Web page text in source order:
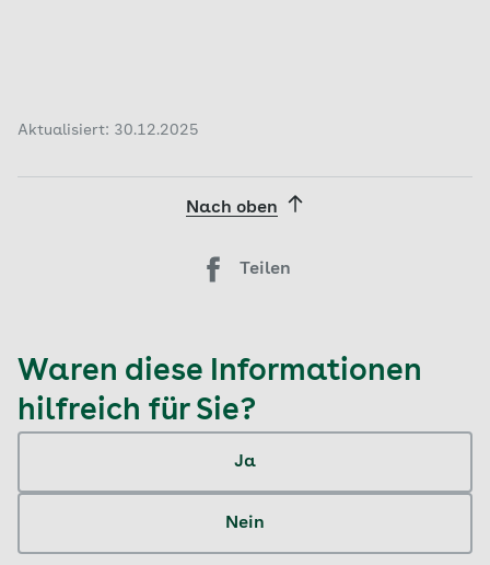
Aktualisiert: 30.12.2025
Nach oben
Teilen
Waren diese Informationen
hilfreich für Sie?
Ja
Nein